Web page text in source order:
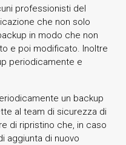
professionisti del
che non solo
in modo che non
e poi modificato. Inoltre
periodicamente e
un backup
al team di sicurezza di
di ripristino che, in caso
aggiunta di nuovo